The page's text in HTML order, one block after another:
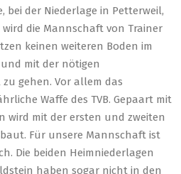
bei der Niederlage in Petterweil,
die Mannschaft von Trainer
keinen weiteren Boden im
mit der nötigen
gehen. Vor allem das
Waffe des TVB. Gepaart mit
wird mit der ersten und zweiten
Für unsere Mannschaft ist
Die beiden Heimniederlagen
haben sogar nicht in den